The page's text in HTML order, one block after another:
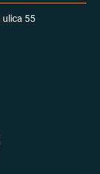
ulica 55